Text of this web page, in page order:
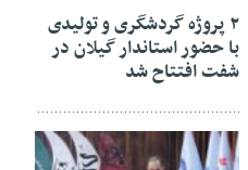
۲ پروژه گردشگری و تولیدی
با حضور استاندار گیلان در
شفت افتتاح شد